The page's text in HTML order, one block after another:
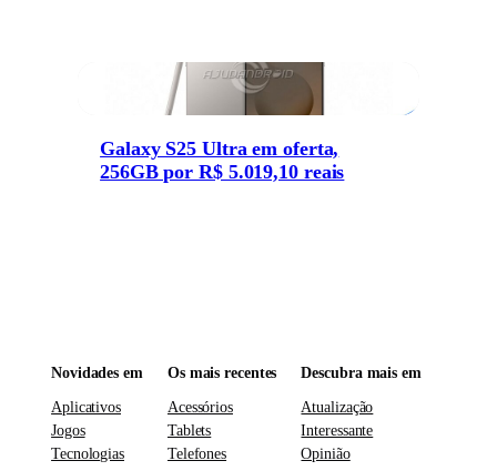
Galaxy S25 Ultra em oferta,
256GB por R$ 5.019,10 reais
Novidades em
Aplicativos
Jogos
Tecnologias
Os mais recentes
Acessórios
Tablets
Telefones
Descubra mais em
Atualização
Interessante
Opinião